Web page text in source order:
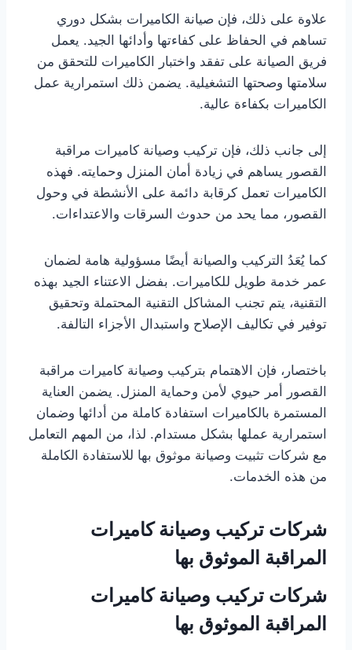
علاوة على ذلك، فإن صيانة الكاميرات بشكل دوري
تساهم في الحفاظ على كفاءتها وأدائها الجيد. يعمل
فريق الصيانة على تفقد واختبار الكاميرات للتحقق من
سلامتها وصحتها التشغيلية. يضمن ذلك استمرارية عمل
الكاميرات بكفاءة عالية.
إلى جانب ذلك، فإن تركيب وصيانة كاميرات مراقبة
القصور يساهم في زيادة أمان المنزل وحمايته. فهذه
الكاميرات تعمل كرقابة دائمة على الأنشطة في وحول
القصور، مما يحد من حدوث السرقات والاعتداءات.
كما يُعَدُ التركيب والصيانة أيضًا مسؤولية هامة لضمان
عمر خدمة طويل للكاميرات. بفضل الاعتناء الجيد بهذه
التقنية، يتم تجنب المشاكل التقنية المحتملة وتحقيق
توفير في تكاليف الإصلاح واستبدال الأجزاء التالفة.
باختصار، فإن الاهتمام بتركيب وصيانة كاميرات مراقبة
القصور أمر حيوي لأمن وحماية المنزل. يضمن العناية
المستمرة بالكاميرات استفادة كاملة من أدائها وضمان
استمرارية عملها بشكل مستدام. لذا، من المهم التعامل
مع شركات تثبيت وصيانة موثوق بها للاستفادة الكاملة
من هذه الخدمات.
شركات تركيب وصيانة كاميرات
المراقبة الموثوق بها
شركات تركيب وصيانة كاميرات
المراقبة الموثوق بها